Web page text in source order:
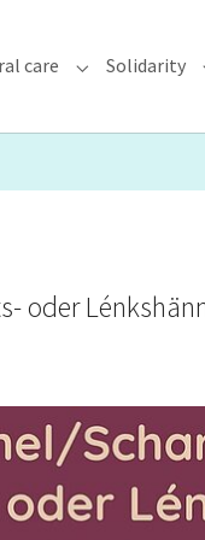
care Submenu for
Solidarity
oder